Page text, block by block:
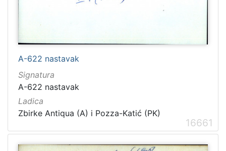
A-622 nastavak
Signatura
A-622 nastavak
Ladica
Zbirke Antiqua (A) i Pozza-Katić (PK)
16661